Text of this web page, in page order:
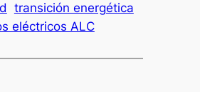
transición energética
eléctricos ALC